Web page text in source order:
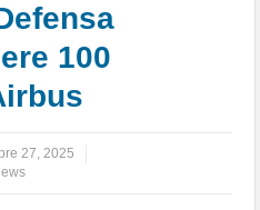
100
27, 2025